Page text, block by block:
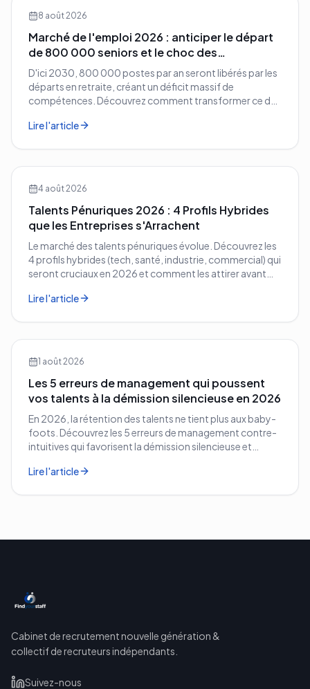
8 août 2026
Marché de l'emploi 2026 : anticiper le départ
de 800 000 seniors et le choc des
compétences
D'ici 2030, 800 000 postes par an seront libérés par les
départs en retraite, créant un déficit massif de
compétences. Découvrez comment transformer ce défi
entreprise.
Lire l'article
4 août 2026
Talents Pénuriques 2026 : 4 Profils Hybrides
que les Entreprises s'Arrachent
Le marché des talents pénuriques évolue. Découvrez les
4 profils hybrides (tech, santé, industrie, commercial) qui
seront cruciaux en 2026 et comment les attirer avant
Lire l'article
1 août 2026
Les 5 erreurs de management qui poussent
vos talents à la démission silencieuse en 2026
En 2026, la rétention des talents ne tient plus aux baby-
foots. Découvrez les 5 erreurs de management contre-
intuitives qui favorisent la démission silencieuse et
Lire l'article
Cabinet de recrutement nouvelle génération &
collectif de recruteurs indépendants.
Suivez-nous